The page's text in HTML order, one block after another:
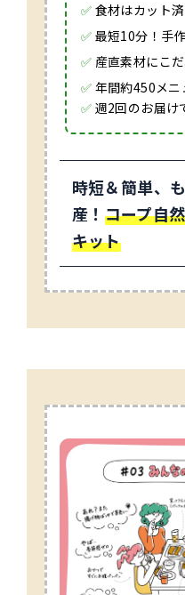
✅ 食材はカット済
✅ 最短10分！手
✅ 産直素材にこ
✅ 年間約450メニ
✅ 週2回のお届け
時短＆簡単、
産！ コープ自
キット